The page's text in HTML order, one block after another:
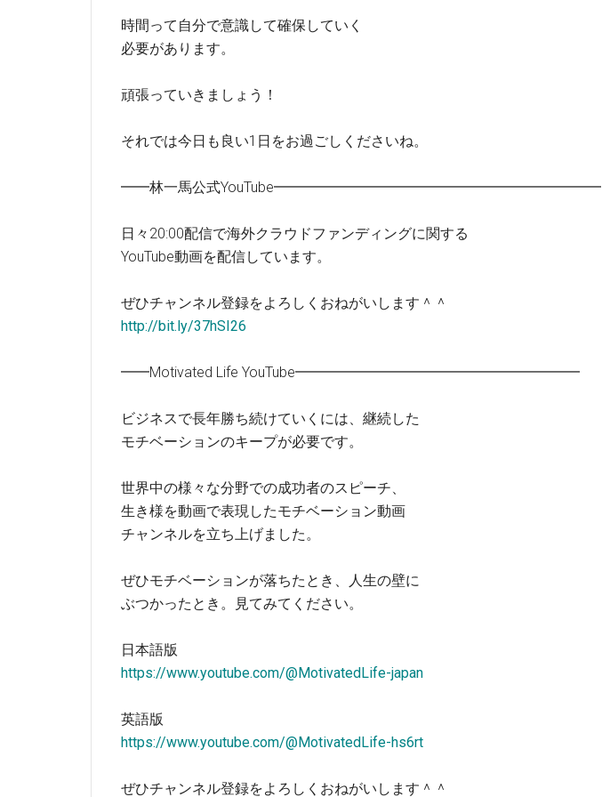
時間って自分で意識して確保していく
必要があります。
頑張っていきましょう！
それでは今日も良い1日をお過ごしくださいね。
━━林一馬公式YouTube━━━━━━━━━━━━━━━━━━━━━━━
日々20:00配信で海外クラウドファンディングに関する
YouTube動画を配信しています。
ぜひチャンネル登録をよろしくおねがいします＾＾
http://bit.ly/37hSI26
━━Motivated Life YouTube━━━━━━━━━━━━━━━━━━━━
ビジネスで長年勝ち続けていくには、継続した
モチベーションのキープが必要です。
世界中の様々な分野での成功者のスピーチ、
生き様を動画で表現したモチベーション動画
チャンネルを立ち上げました。
ぜひモチベーションが落ちたとき、人生の壁に
ぶつかったとき。見てみてください。
日本語版
https://www.youtube.com/@MotivatedLife-japan
英語版
https://www.youtube.com/@MotivatedLife-hs6rt
ぜひチャンネル登録をよろしくおねがいします＾＾